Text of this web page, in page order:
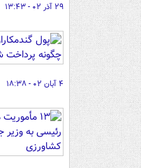
۲۹ آذر ۰۲ - ۱۳:۴۳
۴ آبان ۰۲ - ۱۸:۳۸